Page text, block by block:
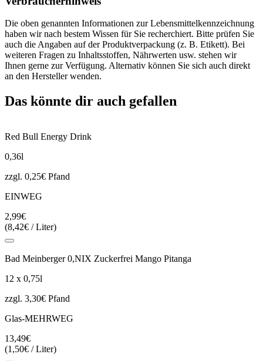
Die oben genannten Informationen zur Lebensmittelkennzeichnung
haben wir nach bestem Wissen für Sie recherchiert. Bitte prüfen Sie
auch die Angaben auf der Produktverpackung (z. B. Etikett). Bei
weiteren Fragen zu Inhaltsstoffen, Nährwerten usw. stehen wir
Ihnen gerne zur Verfügung. Alternativ können Sie sich auch direkt
an den Hersteller wenden.
Das könnte dir auch gefallen
Red Bull Energy Drink
0,36l
zzgl. 0,25€ Pfand
EINWEG
2,99€
(8,42€ / Liter)
Bad Meinberger 0,NIX Zuckerfrei Mango Pitanga
12 x 0,75l
zzgl. 3,30€ Pfand
Glas-MEHRWEG
13,49€
(1,50€ / Liter)